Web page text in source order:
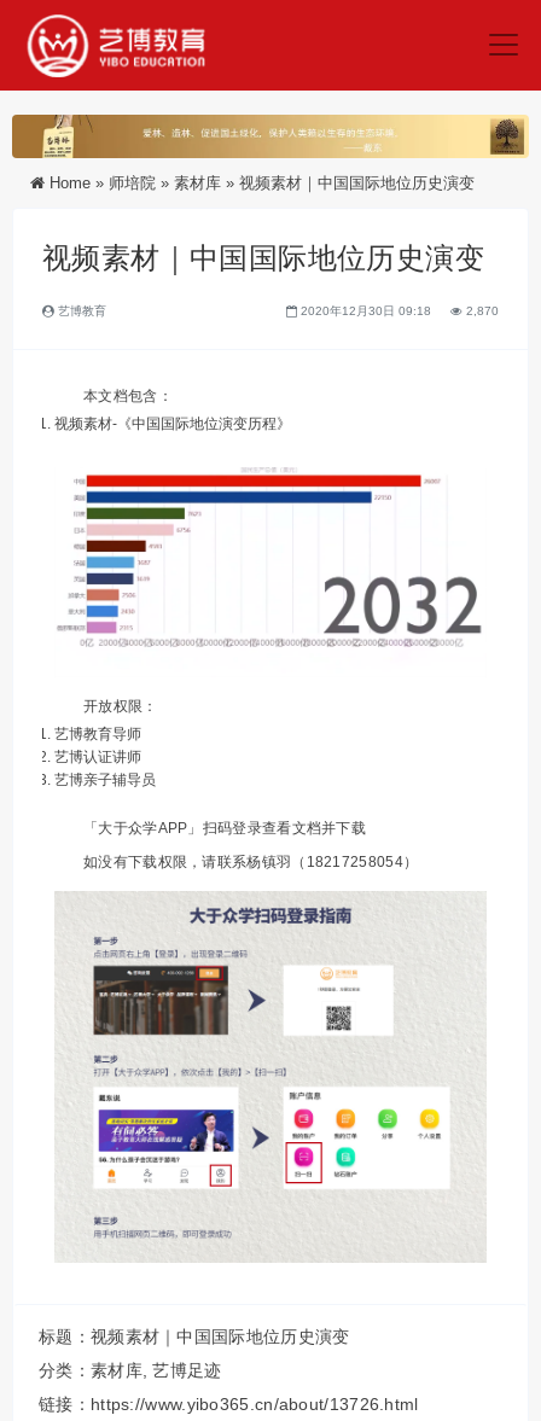
Home » 师培院 » 素材库 » 视频素材｜中国国际地位历史演变
视频素材｜中国国际地位历史演变
艺博教育 2020年12月30日 09:18 2,870
本文档包含：
视频素材-《中国国际地位演变历程》
开放权限：
艺博教育导师
艺博认证讲师
艺博亲子辅导员
「大于众学APP」扫码登录查看文档并下载
如没有下载权限，请联系杨镇羽（18217258054）
标题：视频素材｜中国国际地位历史演变
分类： 素材库,艺博足迹
链接：https://www.yibo365.cn/about/13726.html